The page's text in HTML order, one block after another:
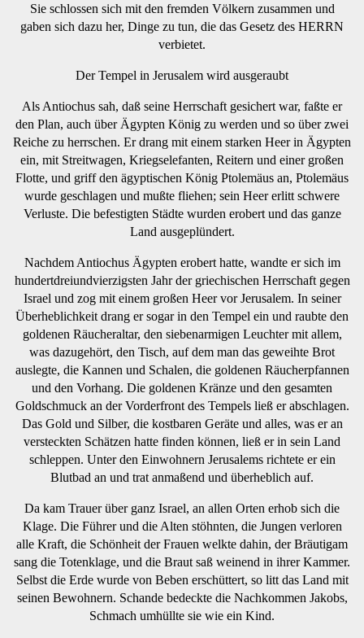
Sie schlossen sich mit den fremden Völkern zusammen und
gaben sich dazu her, Dinge zu tun, die das Gesetz des HERRN
verbietet.
Der Tempel in Jerusalem wird ausgeraubt
Als Antiochus sah, daß seine Herrschaft gesichert war, faßte er
den Plan, auch über Ägypten König zu werden und so über zwei
Reiche zu herrschen. Er drang mit einem starken Heer in Ägypten
ein, mit Streitwagen, Kriegselefanten, Reitern und einer großen
Flotte, und griff den ägyptischen König Ptolemäus an, Ptolemäus
wurde geschlagen und mußte fliehen; sein Heer erlitt schwere
Verluste. Die befestigten Städte wurden erobert und das ganze
Land ausgeplündert.
Nachdem Antiochus Ägypten erobert hatte, wandte er sich im
hundertdreiundvierzigsten Jahr der griechischen Herrschaft gegen
Israel und zog mit einem großen Heer vor Jerusalem. In seiner
Überheblichkeit drang er sogar in den Tempel ein und raubte den
goldenen Räucheraltar, den siebenarmigen Leuchter mit allem,
was dazugehört, den Tisch, auf dem man das geweihte Brot
auslegte, die Kannen und Schalen, die goldenen Räucherpfannen
und den Vorhang. Die goldenen Kränze und den gesamten
Goldschmuck an der Vorderfront des Tempels ließ er abschlagen.
Das Gold und Silber, die kostbaren Geräte und alles, was er an
versteckten Schätzen hatte finden können, ließ er in sein Land
schleppen. Unter den Einwohnern Jerusalems richtete er ein
Blutbad an und trat anmaßend und überheblich auf.
Da kam Trauer über ganz Israel, an allen Orten erhob sich die
Klage. Die Führer und die Alten stöhnten, die Jungen verloren
alle Kraft, die Schönheit der Frauen welkte dahin, der Bräutigam
sang die Totenklage, und die Braut saß weinend in ihrer Kammer.
Selbst die Erde wurde von Beben erschüttert, so litt das Land mit
seinen Bewohnern. Schande bedeckte die Nachkommen Jakobs,
Schmach umhüllte sie wie ein Kind.